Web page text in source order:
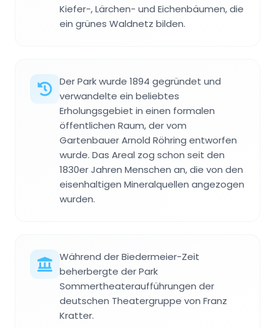
Kiefer-, Lärchen- und Eichenbäumen, die
ein grünes Waldnetz bilden.
Der Park wurde 1894 gegründet und
verwandelte ein beliebtes
Erholungsgebiet in einen formalen
öffentlichen Raum, der vom
Gartenbauer Arnold Röhring entworfen
wurde. Das Areal zog schon seit den
1830er Jahren Menschen an, die von den
eisenhaltigen Mineralquellen angezogen
wurden.
Während der Biedermeier-Zeit
beherbergte der Park
Sommertheateraufführungen der
deutschen Theatergruppe von Franz
Kratter.